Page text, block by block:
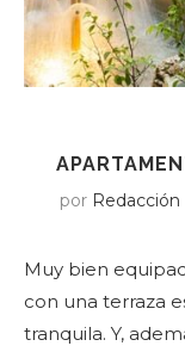
por
Muy bien
con una terraza
tranquila. Y,